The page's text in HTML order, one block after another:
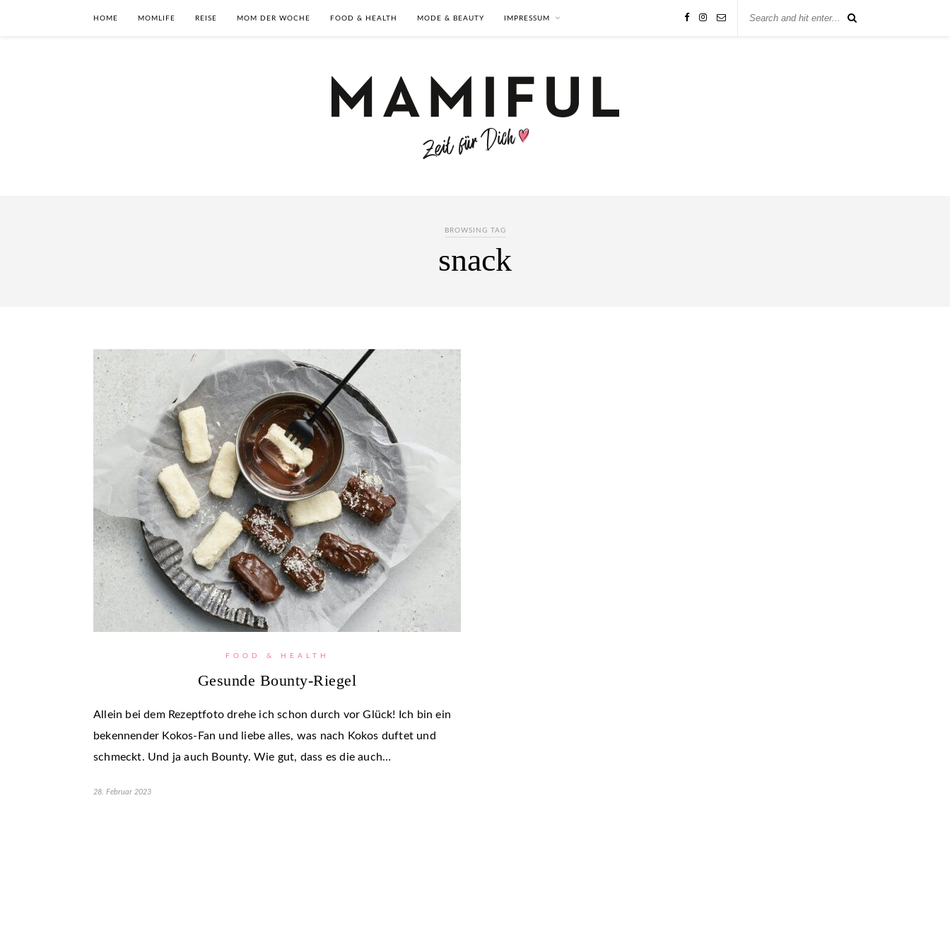
HOME MOMLIFE REISE MOM DER WOCHE FOOD & HEALTH MODE & BEAUTY IMPRESSUM
BROWSING TAG
snack
FOOD & HEALTH
Gesunde Bounty-Riegel
Allein bei dem Rezeptfoto drehe ich schon durch vor Glück! Ich bin ein
bekennender Kokos-Fan und liebe alles, was nach Kokos duftet und
schmeckt. Und ja auch Bounty. Wie gut, dass es die auch…
28. Februar 2023